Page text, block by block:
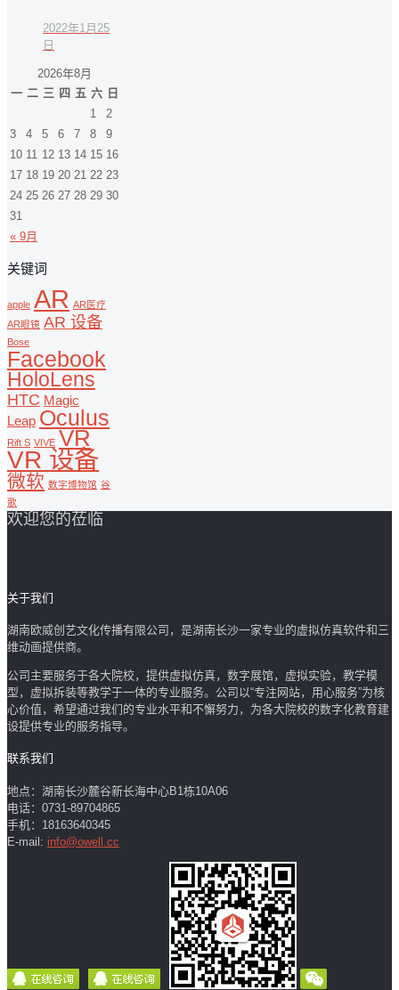
2022年1月25
日
2026年8月
一 二 三 四 五 六 日
« 9月
1
2
3
4 5 6 7 8
9
10 11 12 13 14 15 16
17 18 19 20 21 22 23
24 25 26 27 28 29 30
31
关键词
apple AR AR医疗
AR眼镜 AR 设备
Bose
Facebook
HoloLens
HTC Magic
Leap Oculus
Rift S VIVE VR
VR 设备
微软 数字博物馆 谷
歌
欢迎您的莅临
关于我们
湖南欧威创艺文化传播有限公司，是湖南长沙一家专业的虚拟仿真软件和三
维动画提供商。
公司主要服务于各大院校，提供虚拟仿真，数字展馆，虚拟实验，教学模
型，虚拟拆装等教学于一体的专业服务。公司以“专注网站，用心服务”为核
心价值，希望通过我们的专业水平和不懈努力，为各大院校的数字化教育建
设提供专业的服务指导。
联系我们
地点：湖南长沙麓谷新长海中心B1栋10A06
电话：0731-89704865
手机：18163640345
E-mail: info@owell.cc